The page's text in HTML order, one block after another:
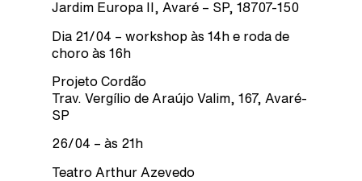
Jardim Europa II, Avaré – SP, 18707-150
Dia 21/04 – workshop às 14h e roda de
choro às 16h
Projeto Cordão
Trav. Vergílio de Araújo Valim, 167, Avaré-
SP
26/04 – às 21h
Teatro Arthur Azevedo